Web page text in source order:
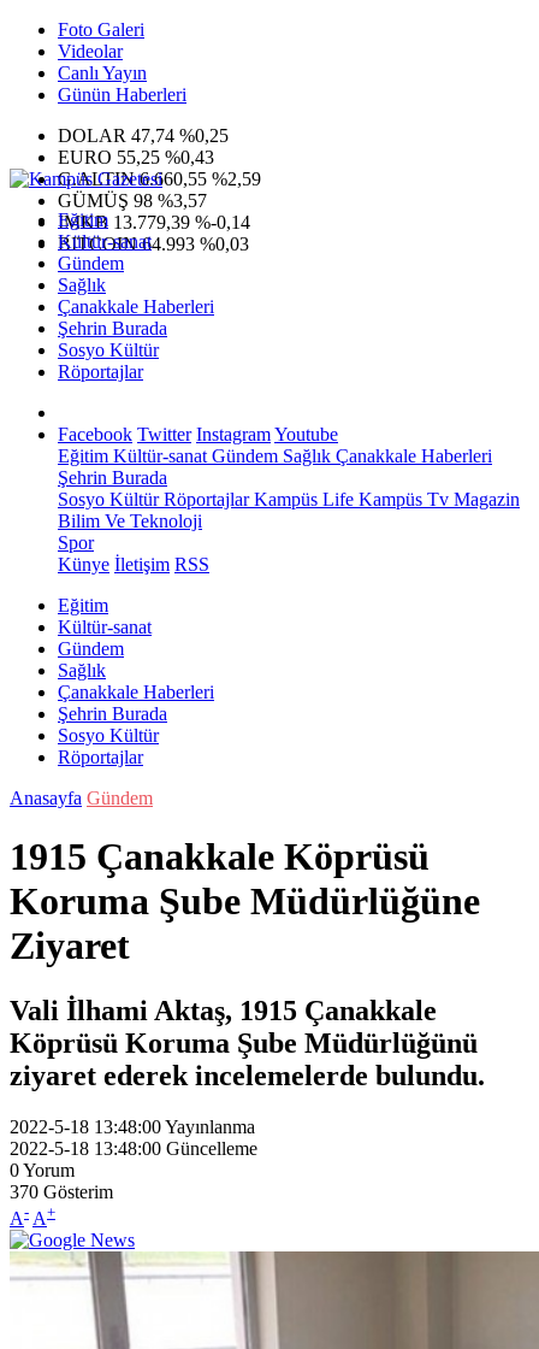
Foto Galeri
Videolar
Canlı Yayın
Günün Haberleri
DOLAR 47,74 %0,25
EURO 55,25 %0,43
G.ALTIN6.660,55 %2,59
GÜMÜŞ 98 %3,57
IMKB 13.779,39 %-0,14
BITCOIN64.993 %0,03
Eğitim
Kültür-sanat
Gündem
Sağlık
Çanakkale Haberleri
Şehrin Burada
Sosyo Kültür
Röportajlar
Facebook Twitter InstagramYoutube
Eğitim Kültür-sanat Gündem Sağlık Çanakkale Haberleri
Şehrin Burada
Sosyo KültürRöportajlarKampüs Life Kampüs Tv Magazin
Bilim Ve Teknoloji
Spor
Künye İletişim RSS
Eğitim
Kültür-sanat
Gündem
Sağlık
Çanakkale Haberleri
Şehrin Burada
Sosyo Kültür
Röportajlar
Anasayfa Gündem
1915 Çanakkale Köprüsü
Koruma Şube Müdürlüğüne
Ziyaret
Vali İlhami Aktaş, 1915 Çanakkale
Köprüsü Koruma Şube Müdürlüğünü
ziyaret ederek incelemelerde bulundu.
2022-5-18 13:48:00Yayınlanma
2022-5-18 13:48:00 Güncelleme
0Yorum
370 Gösterim
A- A+